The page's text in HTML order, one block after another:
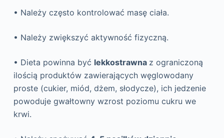
• Należy często kontrolować masę ciała.
• Należy zwiększyć aktywność fizyczną.
• Dieta powinna być lekkostrawna z ograniczoną
ilością produktów zawierających węglowodany
proste (cukier, miód, dżem, słodycze), ich jedzenie
powoduje gwałtowny wzrost poziomu cukru we
krwi.